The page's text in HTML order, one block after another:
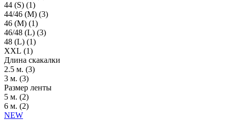
44 (S) (1)
44/46 (M) (3)
46 (M) (1)
46/48 (L) (3)
48 (L) (1)
XXL (1)
Длина скакалки
2.5 м. (3)
3 м. (3)
Размер ленты
5 м. (2)
6 м. (2)
NEW